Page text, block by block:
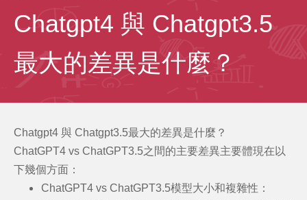
Chatgpt4 與 Chatgpt3.5
最大的差異是什麼？
Chatgpt4 與 Chatgpt3.5最大的差異是什麼？
ChatGPT4 vs ChatGPT3.5之間的主要差異主要體現在以
下幾個方面：
ChatGPT4 vs ChatGPT3.5模型大小和複雜性 ：